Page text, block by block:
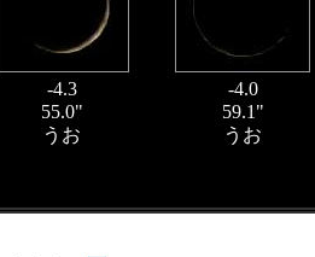
-4.3
-4.0
55.0"
59.1"
うお
うお